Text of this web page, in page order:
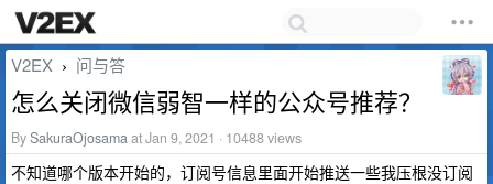
V2EX › 问与答
怎么关闭微信弱智一样的公众号推荐？
BySakuraOjosamaat Jan 9, 2021 · 10488 views
不知道哪个版本开始的，订阅号信息里面开始推送一些我压根没订阅